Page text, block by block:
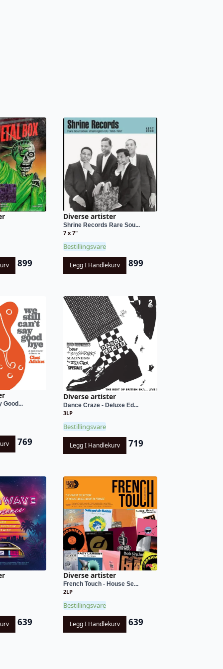
899
Diverse artister
Shrine Records Rare Sou...
7 x 7"
Bestillingsvare
Legg I Handlekurv 899
Good...
769
Diverse artister
Dance Craze - Deluxe Ed...
3LP
Bestillingsvare
Legg I Handlekurv 719
639
Diverse artister
French Touch - House Se...
2LP
Bestillingsvare
Legg I Handlekurv 639